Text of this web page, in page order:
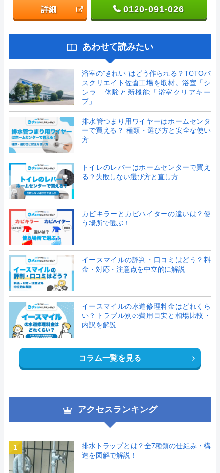
詳細 0120-091-026
あわせて読みたい
浴室の”きれい”はどう作られる？TOTOバ
スクリエイト佐倉工場を取材。浴室「シ
ンラ」体験と新機能「浴室クリアキー
プ」
排水管つまり用ワイヤーはホームセンタ
ーで買える？ 種類・選び方と安全な使い
方
トイレのレバーはホームセンターで買え
る？失敗しない選び方と直し方
カビキラーとカビハイターの違いは？使
う場所で選ぶ！
イースマイルの評判・口コミはどう？料
金・対応・注意点を中立的に解説
イースマイルの水道修理料金はどれくら
い？トラブル別の費用目安と相場比較・
内訳を解説
コラム一覧を見る
アクセスランキング
1
排水トラップとは？全7種類の仕組み・構
造を図解で解説！